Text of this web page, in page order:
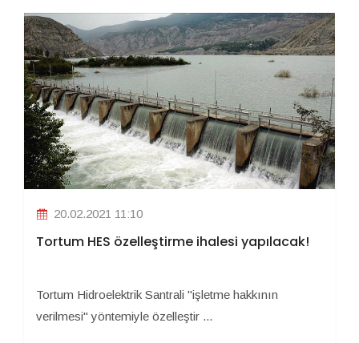
20.02.2021 11:10
Tortum HES özelleştirme ihalesi yapılacak!
Tortum Hidroelektrik Santrali "işletme hakkının
verilmesi" yöntemiyle özelleştir ...